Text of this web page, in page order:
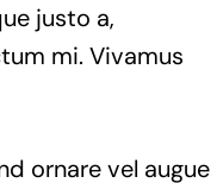
justo a,
mi. Vivamus
ornare vel augue